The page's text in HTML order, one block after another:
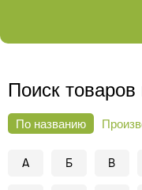
Поиск
По названию
А Б В